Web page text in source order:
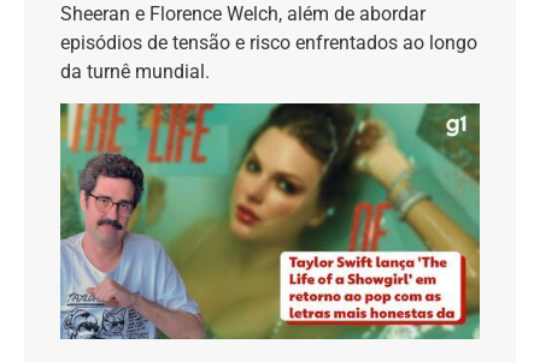
Sheeran e Florence Welch, além de abordar
episódios de tensão e risco enfrentados ao longo
da turnê mundial.